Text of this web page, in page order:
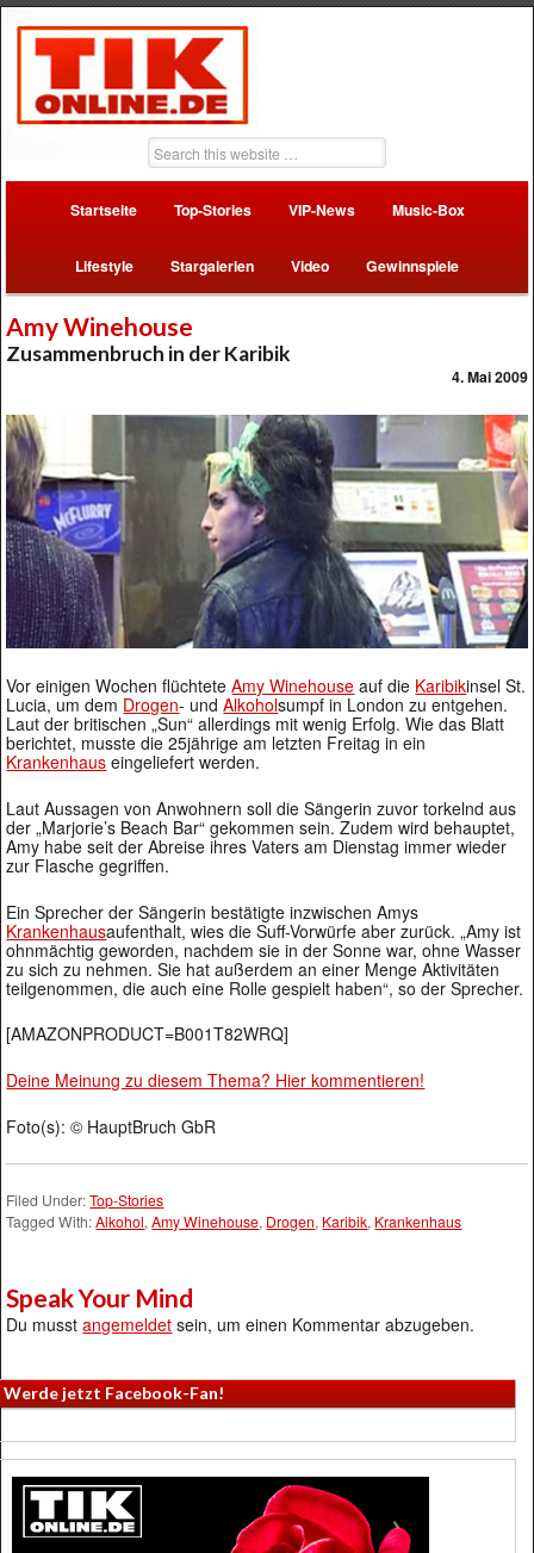
Startseite Top-Stories VIP-News Music-Box
Lifestyle Stargalerien Video Gewinnspiele
Amy Winehouse
Zusammenbruch in der Karibik
4. Mai 2009
Vor einigen Wochen flüchteteAmy Winehouse auf die Karibikinsel St.
Lucia, um dem Drogen- undAlkoholsumpf in London zu entgehen.
Laut der britischen „Sun“ allerdings mit wenig Erfolg. Wie das Blatt
berichtet, musste die 25jährige am letzten Freitag in ein
Krankenhaus eingeliefert werden.
Laut Aussagen von Anwohnern soll die Sängerin zuvor torkelnd aus
der „Marjorie’s Beach Bar“ gekommen sein. Zudem wird behauptet,
Amy habe seit der Abreise ihres Vaters am Dienstag immer wieder
zur Flasche gegriffen.
Ein Sprecher der Sängerin bestätigte inzwischen Amys
Krankenhausaufenthalt, wies die Suff-Vorwürfe aber zurück. „Amy ist
ohnmächtig geworden, nachdem sie in der Sonne war, ohne Wasser
zu sich zu nehmen. Sie hat außerdem an einer Menge Aktivitäten
teilgenommen, die auch eine Rolle gespielt haben“, so der Sprecher.
[AMAZONPRODUCT=B001T82WRQ]
Deine Meinung zu diesem Thema? Hier kommentieren!
Foto(s): © HauptBruch GbR
Filed Under:Top-Stories
Tagged With:Alkohol,Amy Winehouse, Drogen, Karibik, Krankenhaus
Speak Your Mind
Du musstangemeldet sein, um einen Kommentar abzugeben.
Werde jetzt Facebook-Fan!